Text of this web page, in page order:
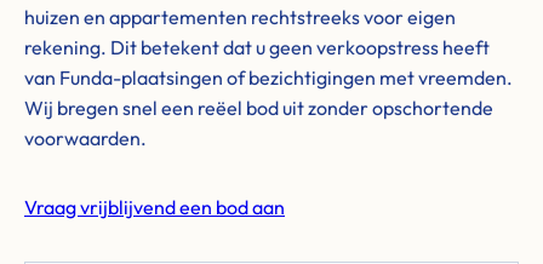
huizen en appartementen rechtstreeks voor eigen
rekening. Dit betekent dat u geen verkoopstress heeft
van Funda-plaatsingen of bezichtigingen met vreemden.
Wij bregen snel een reëel bod uit zonder opschortende
voorwaarden.
Vraag vrijblijvend een bod aan